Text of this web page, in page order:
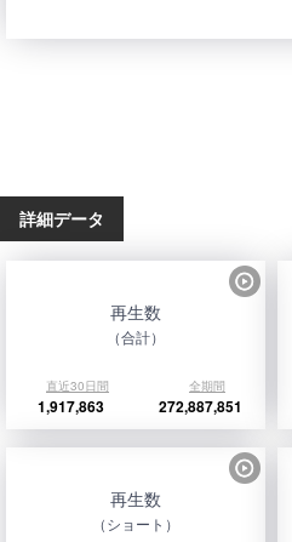
詳細データ
再生数
（合計）
直近30日間 全期間
1,917,863 272,887,851
再生数
（ショート）